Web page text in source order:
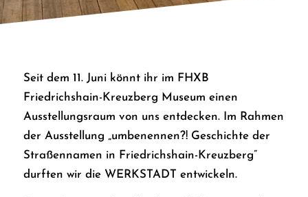
Seit dem 11. Juni könnt ihr im FHXB
Friedrichshain-Kreuzberg Museum einen
Ausstellungsraum von uns entdecken. Im Rahmen
der Ausstellung „umbenennen?! Geschichte der
Straßennamen in Friedrichshain-Kreuzberg”
durften wir die WERKSTADT entwickeln.